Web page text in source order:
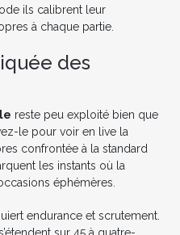
ils calibrent leur
à chaque partie.
des
reste peu exploité bien que
le pour voir en live la
confrontée à la standard
les instants où la
éphémères.
endurance et scrutement.